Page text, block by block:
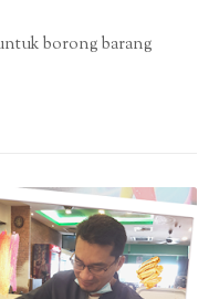
borong barang